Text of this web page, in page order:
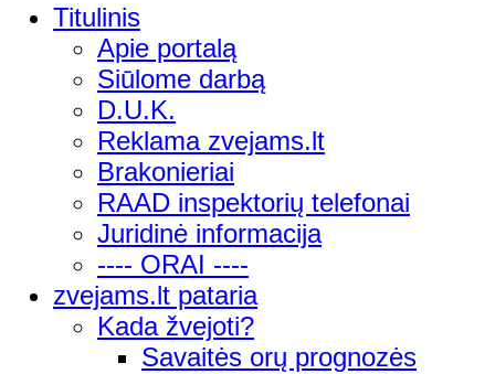
Titulinis
Apie portalą
Siūlome darbą
D.U.K.
Reklama zvejams.lt
Brakonieriai
RAAD inspektorių telefonai
Juridinė informacija
---- ORAI ----
zvejams.lt pataria
Kada žvejoti?
Savaitės orų prognozės